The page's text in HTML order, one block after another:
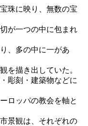
珠に映り、無数の宝
が一つの中に包まれ
、多の中に一があ
を描き出していた。
彫刻・建築物などに
ロッパの教会を軸と
景観は、それぞれの